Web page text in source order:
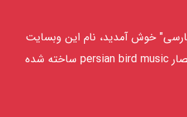
پارسی" خوش آمدید، نام این وبسایت
pbmusic است و از اختصار persian bird music ساخته شده